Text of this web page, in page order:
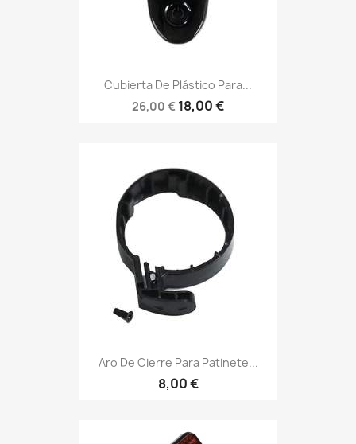
Cubierta De Plástico Para...
26,00 € 18,00 €
Aro De Cierre Para Patinete...
8,00 €